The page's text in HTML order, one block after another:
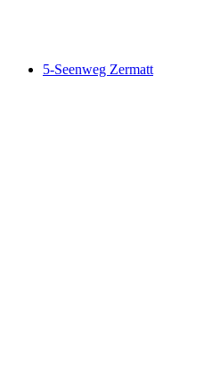
5-Seenweg Zermatt